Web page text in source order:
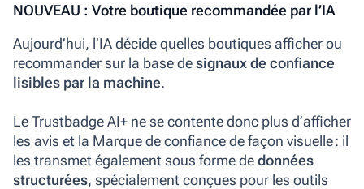
NOUVEAU : Votre boutique recommandée par l’IA
Aujourd’hui, l’IA décide quelles boutiques afficher ou
recommander sur la base designaux de confiance
lisibles par la machine.
Le Trustbadge AI+ ne se contente donc plus d’afficher
les avis et la Marque de confiance de façon visuelle : il
les transmet également sous forme dedonnées
structurées, spécialement conçues pour les outils